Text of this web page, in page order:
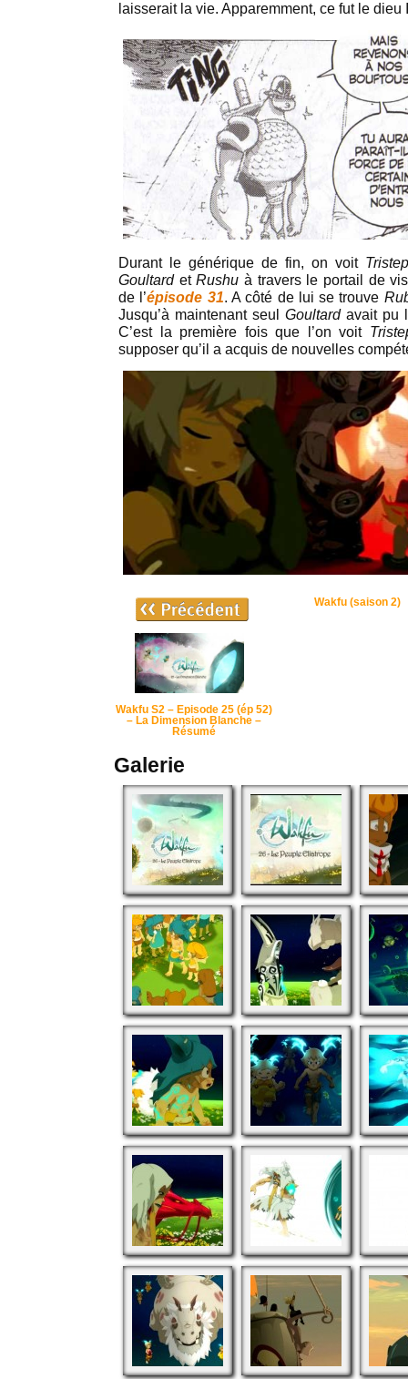
laisserait la vie. Apparemment, ce fut le dieu
Durant le générique de fin, on voit
GoultardetRushu à travers le portail de
de l’épisode 31. A côté de lui se trouve
Jusqu’à maintenant seul Goultardavait pu
C’est la première fois que l’on voit
supposer qu’il a acquis de nouvelles
Wakfu S2 – Episode 25 (ép 52)
– La Dimension Blanche –
Résumé
Wakfu (saison 2)
Galerie